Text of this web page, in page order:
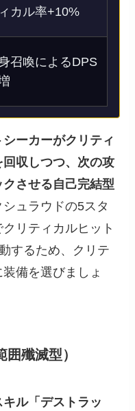
カル率+10%
召喚によるDPS
シーカーがクリティ
収しつつ、次の攻
させる自己完結型
ュラウドの5スタ
リティカルヒット
するため、クリテ
備を選びましょ
殲滅型）
キル「デストラッ